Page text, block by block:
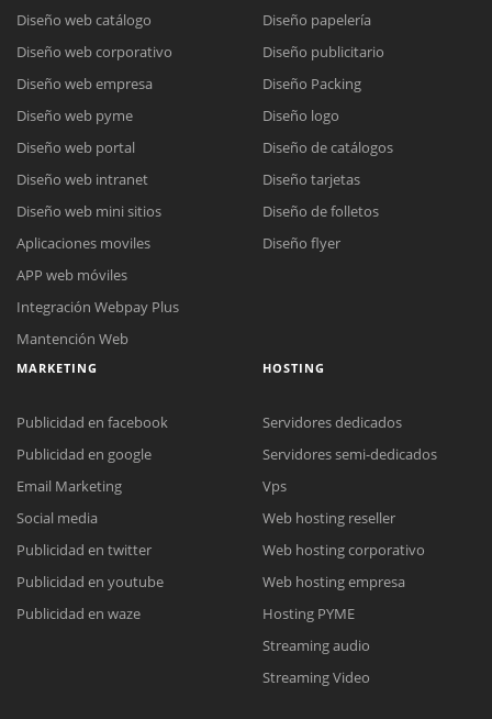
Reunión online
Nuestros ejecutivos le enviarán un correo electrónico con el enlace a
Meet para la reunión online.
Cotización
Todos nuestros ejecutivos están fuera de línea. Complete el formulario
Diseño web catálogo
Diseño web corporativo
Diseño web empresa
Diseño web pyme
Diseño web portal
Diseño web intranet
Diseño web mini sitios
Aplicaciones moviles
APP web móviles
Integración Webpay Plus
Mantención Web
Diseño papelería
Diseño publicitario
Diseño Packing
Diseño logo
Diseño de catálogos
Diseño tarjetas
Diseño de folletos
Diseño flyer
MARKETING
Publicidad en facebook
Publicidad en google
Email Marketing
Social media
Publicidad en twitter
Publicidad en youtube
Publicidad en waze
HOSTING
Servidores dedicados
Servidores semi-dedicados
Vps
Web hosting reseller
Web hosting corporativo
Web hosting empresa
Hosting PYME
Streaming audio
Streaming Video